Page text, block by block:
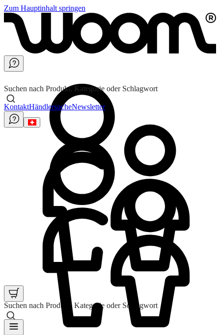
Zum Hauptinhalt springen
Suchen nach Produkt, Kategorie oder Schlagwort
Suchen nach Produkt, Kategorie oder Schlagwort
KontaktHändlersucheNewsletter